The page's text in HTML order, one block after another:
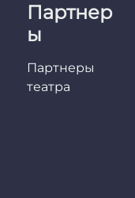
Партнер
ы
Партнеры
театра